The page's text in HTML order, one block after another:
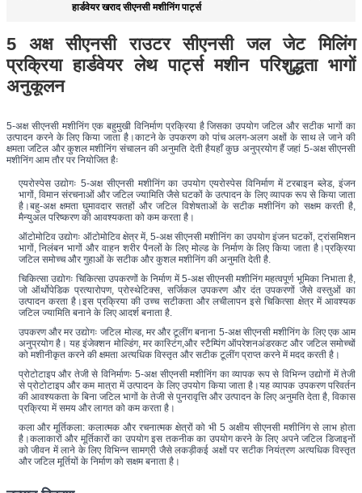
हार्डवेयर खराद सीएनसी मशीनिंग पार्ट्स
5 अक्ष सीएनसी राउटर सीएनसी जल जेट मिलिंग
प्रक्रिया हार्डवेयर लेथ पार्ट्स मशीन परिशुद्धता भागों
अनुकूलन
5-अक्ष सीएनसी मशीनिंग एक बहुमुखी विनिर्माण प्रक्रिया है जिसका उपयोग जटिल और सटीक भागों का
उत्पादन करने के लिए किया जाता है।काटने के उपकरण को पांच अलग-अलग अक्षों के साथ ले जाने की
क्षमता जटिल और कुशल मशीनिंग संचालन की अनुमति देती हैयहाँ कुछ अनुप्रयोग हैं जहां 5-अक्ष सीएनसी
मशीनिंग आम तौर पर नियोजित हैः
एयरोस्पेस उद्योगः 5-अक्ष सीएनसी मशीनिंग का उपयोग एयरोस्पेस विनिर्माण में टरबाइन ब्लेड, इंजन
भागों, विमान संरचनाओं और जटिल ज्यामिति जैसे घटकों के उत्पादन के लिए व्यापक रूप से किया जाता
है।बहु-अक्ष क्षमता घुमावदार सतहों और जटिल विशेषताओं के सटीक मशीनिंग को सक्षम करती है,
मैन्युअल परिष्करण की आवश्यकता को कम करता है।
ऑटोमोटिव उद्योगः ऑटोमोटिव क्षेत्र में, 5-अक्ष सीएनसी मशीनिंग का उपयोग इंजन घटकों, ट्रांसमिशन
भागों, निलंबन भागों और वाहन शरीर पैनलों के लिए मोल्ड के निर्माण के लिए किया जाता है।प्रक्रिया
जटिल समोच्च और गुहाओं के सटीक और कुशल मशीनिंग की अनुमति देती है.
चिकित्सा उद्योगः चिकित्सा उपकरणों के निर्माण में 5-अक्ष सीएनसी मशीनिंग महत्वपूर्ण भूमिका निभाता है,
जो ऑर्थोपेडिक प्रत्यारोपण, प्रोस्थेटिक्स, सर्जिकल उपकरण और दंत उपकरणों जैसे वस्तुओं का
उत्पादन करता है।इस प्रक्रिया की उच्च सटीकता और लचीलापन इसे चिकित्सा क्षेत्र में आवश्यक
जटिल ज्यामिति बनाने के लिए आदर्श बनाता है.
उपकरण और मर उद्योगः जटिल मोल्ड, मर और टूलींग बनाना 5-अक्ष सीएनसी मशीनिंग के लिए एक आम
अनुप्रयोग है। यह इंजेक्शन मोल्डिंग, मर कास्टिंग,और स्टैम्पिंग ऑपरेशनअंडरकट और जटिल समोच्चों
को मशीनीकृत करने की क्षमता अत्यधिक विस्तृत और सटीक टूलींग प्राप्त करने में मदद करती है।
प्रोटोटाइप और तेजी से विनिर्माणः 5-अक्ष सीएनसी मशीनिंग का व्यापक रूप से विभिन्न उद्योगों में तेजी
से प्रोटोटाइप और कम मात्रा में उत्पादन के लिए उपयोग किया जाता है।यह व्यापक उपकरण परिवर्तन
की आवश्यकता के बिना जटिल भागों के तेजी से पुनरावृत्ति और उत्पादन के लिए अनुमति देता है, विकास
प्रक्रिया में समय और लागत को कम करता है।
कला और मूर्तिकला: कलात्मक और रचनात्मक क्षेत्रों को भी 5 अक्षीय सीएनसी मशीनिंग से लाभ होता
है।कलाकारों और मूर्तिकारों का उपयोग इस तकनीक का उपयोग करने के लिए अपने जटिल डिजाइनों
को जीवन में लाने के लिए विभिन्न सामग्री जैसे लकड़ीकई अक्षों पर सटीक नियंत्रण अत्यधिक विस्तृत
और जटिल मूर्तियों के निर्माण को सक्षम बनाता है।